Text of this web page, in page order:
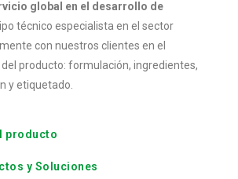
global en el desarrollo de
técnico especialista en el sector
con nuestros clientes en el
producto: formulación, ingredientes,
y etiquetado.
producto
y Soluciones